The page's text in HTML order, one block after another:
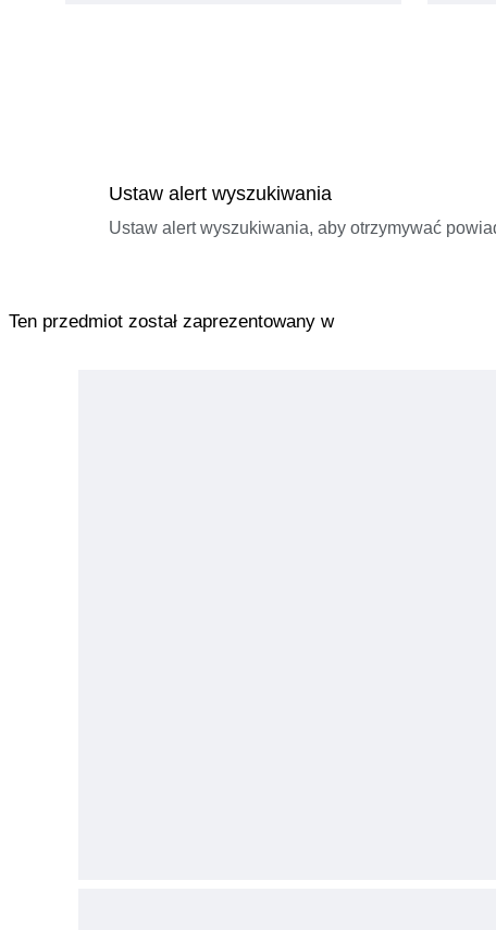
Ustaw alert wyszukiwania
Ustaw alert wyszukiwania, aby otrzymywać
Ten przedmiot został zaprezentowany w